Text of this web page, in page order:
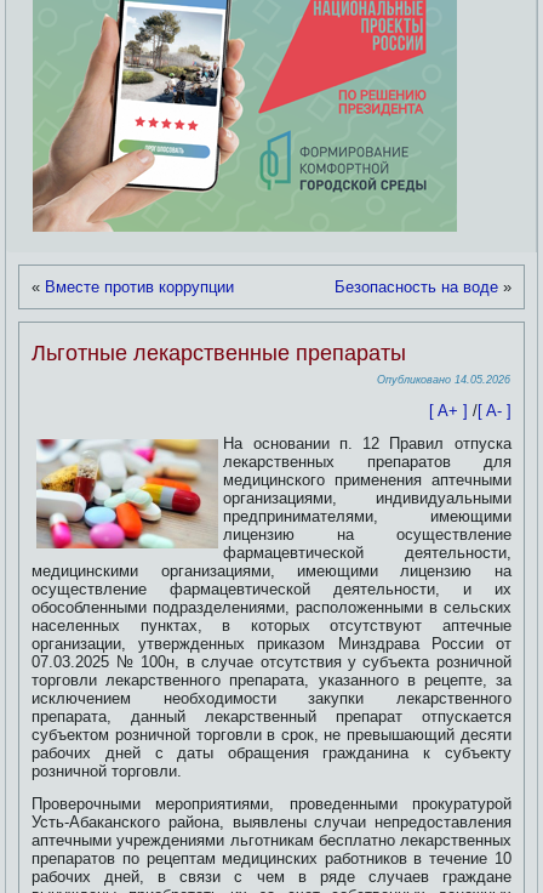
« Вместе против коррупции Безопасность на воде»
Льготные лекарственные препараты
Опубликовано 14.05.2026
[ A+ ] /[ A- ]
На основании п. 12 Правил отпуска
лекарственных препаратов для
медицинского применения аптечными
организациями, индивидуальными
предпринимателями, имеющими
лицензию на осуществление
фармацевтической деятельности,
медицинскими организациями, имеющими лицензию на
осуществление фармацевтической деятельности, и их
обособленными подразделениями, расположенными в сельских
населенных пунктах, в которых отсутствуют аптечные
организации, утвержденных приказом Минздрава России от
07.03.2025 № 100н, в случае отсутствия у субъекта розничной
торговли лекарственного препарата, указанного в рецепте, за
исключением необходимости закупки лекарственного
препарата, данный лекарственный препарат отпускается
субъектом розничной торговли в срок, не превышающий десяти
рабочих дней с даты обращения гражданина к субъекту
розничной торговли.
Проверочными мероприятиями, проведенными прокуратурой
Усть-Абаканского района, выявлены случаи непредоставления
аптечными учреждениями льготникам бесплатно лекарственных
препаратов по рецептам медицинских работников в течение 10
рабочих дней, в связи с чем в ряде случаев граждане